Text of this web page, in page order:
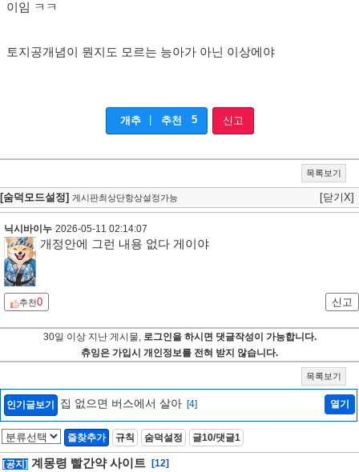
이임 ㅋㅋ
토지공개념이 뭔지도 모르는 능아가 아닌 이상에야
개추 추천 5 신고
목록보기
[숨덕모드설정] 게시판최상단항상설정가능 [닫기X]
닉시바이누 2026-05-11 02:14:07
개정안에 그런 내용 없다 게이야
추천0 신고
30일 이상 지난 게시물, 로그인을 하시면 댓글작성이 가능합니다.
츄잉은 가입시 개인정보를 전혀 받지 않습니다.
목록보기
인기글보기 집 없으면 버스에서 살아 [4] 열기
즐찾추가 규칙 숨덕설정 글10/댓글1
[공지] 계몽령 빨간약 사이트
[12]